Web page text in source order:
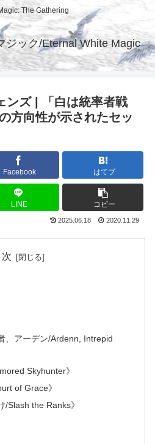
The Gathering
ジック/Eternal White Magic
ンズ | 「白は統率者戦
方向性が示されたセッ
Facebook はてブ
LINE コピー
2025.06.18 2020.11.29
次
、アーデン/Ardenn, Intrepid
Skyhunter》
of Grace》
/Slash the Ranks》